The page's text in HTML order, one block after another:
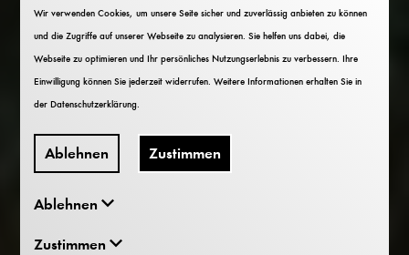
Wir verwenden Cookies, um unsere Seite sicher und zuverlässig anbieten zu können
und die Zugriffe auf unserer Webseite zu analysieren. Sie helfen uns dabei, die
Webseite zu optimieren und Ihr persönliches Nutzungserlebnis zu verbessern. Ihre
Einwilligung können Sie jederzeit widerrufen. Weitere Informationen erhalten Sie in
derDatenschutzerklärung.
Ablehnen Zustimmen
Ablehnen
Zustimmen